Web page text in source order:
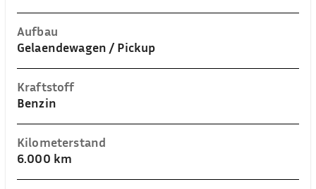
Aufbau
Gelaendewagen / Pickup
Kraftstoff
Benzin
Kilometerstand
6.000 km